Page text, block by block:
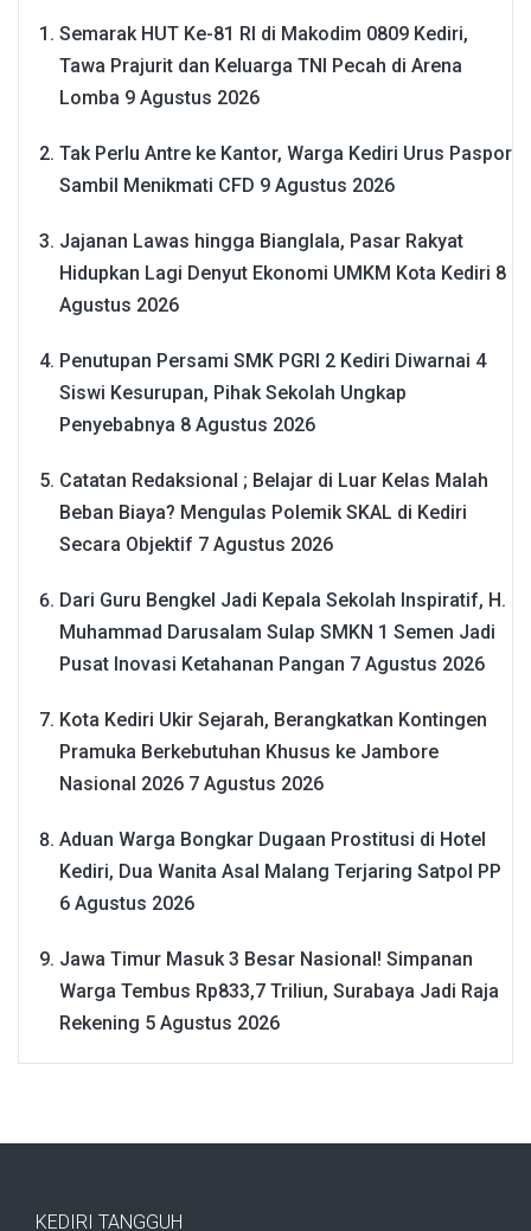
Semarak HUT Ke-81 RI di Makodim 0809 Kediri,
Tawa Prajurit dan Keluarga TNI Pecah di Arena
Lomba 9 Agustus 2026
Tak Perlu Antre ke Kantor, Warga Kediri Urus Paspor
Sambil Menikmati CFD 9 Agustus 2026
Jajanan Lawas hingga Bianglala, Pasar Rakyat
Hidupkan Lagi Denyut Ekonomi UMKM Kota Kediri 8
Agustus 2026
Penutupan Persami SMK PGRI 2 Kediri Diwarnai 4
Siswi Kesurupan, Pihak Sekolah Ungkap
Penyebabnya 8 Agustus 2026
Catatan Redaksional ; Belajar di Luar Kelas Malah
Beban Biaya? Mengulas Polemik SKAL di Kediri
Secara Objektif 7 Agustus 2026
Dari Guru Bengkel Jadi Kepala Sekolah Inspiratif, H.
Muhammad Darusalam Sulap SMKN 1 Semen Jadi
Pusat Inovasi Ketahanan Pangan 7 Agustus 2026
Kota Kediri Ukir Sejarah, Berangkatkan Kontingen
Pramuka Berkebutuhan Khusus ke Jambore
Nasional 2026 7 Agustus 2026
Aduan Warga Bongkar Dugaan Prostitusi di Hotel
Kediri, Dua Wanita Asal Malang Terjaring Satpol PP
6 Agustus 2026
Jawa Timur Masuk 3 Besar Nasional! Simpanan
Warga Tembus Rp833,7 Triliun, Surabaya Jadi Raja
Rekening 5 Agustus 2026
KEDIRI TANGGUH